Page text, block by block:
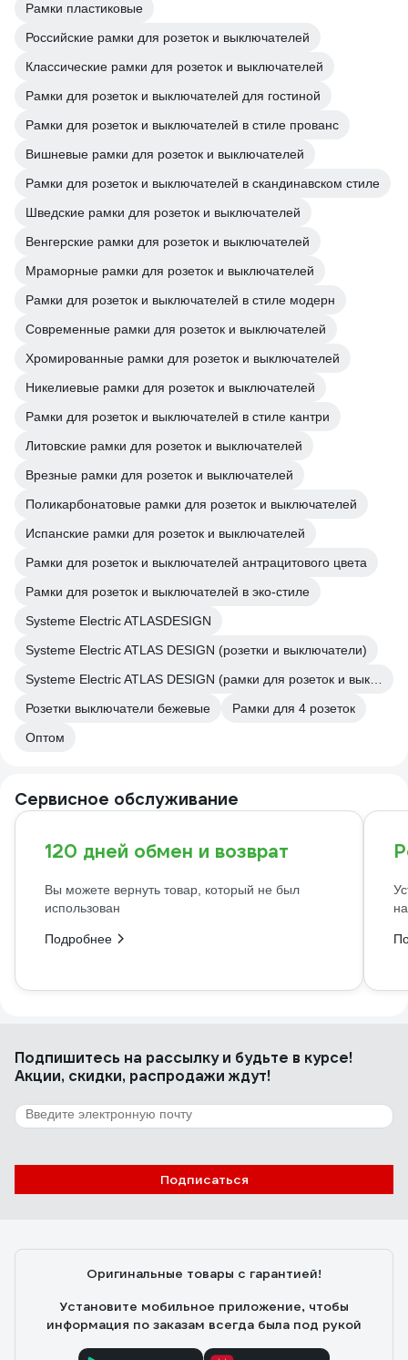
Рамки пластиковые
Российские рамки для розеток и выключателей
Классические рамки для розеток и выключателей
Рамки для розеток и выключателей для гостиной
Рамки для розеток и выключателей в стиле прованс
Вишневые рамки для розеток и выключателей
Рамки для розеток и выключателей в скандинавском стиле
Шведские рамки для розеток и выключателей
Венгерские рамки для розеток и выключателей
Мраморные рамки для розеток и выключателей
Рамки для розеток и выключателей в стиле модерн
Современные рамки для розеток и выключателей
Хромированные рамки для розеток и выключателей
Никелиевые рамки для розеток и выключателей
Рамки для розеток и выключателей в стиле кантри
Литовские рамки для розеток и выключателей
Врезные рамки для розеток и выключателей
Поликарбонатовые рамки для розеток и выключателей
Испанские рамки для розеток и выключателей
Рамки для розеток и выключателей антрацитового цвета
Рамки для розеток и выключателей в эко-стиле
Systeme Electric ATLASDESIGN
Systeme Electric ATLAS DESIGN (розетки и выключатели)
Розетки выключатели бежевые
Рамки для 4 розеток
Оптом
Сервисное обслуживание
120 дней обмен и возврат
Вы можете вернуть товар, который не был
использован
Подробнее
Подпишитесь на рассылкуи будьте в курсе!
Акции, скидки, распродажи ждут!
Подписаться
Оригинальные товары с гарантией!
Установите мобильное приложение, чтобы
информация по заказам всегда была под рукой